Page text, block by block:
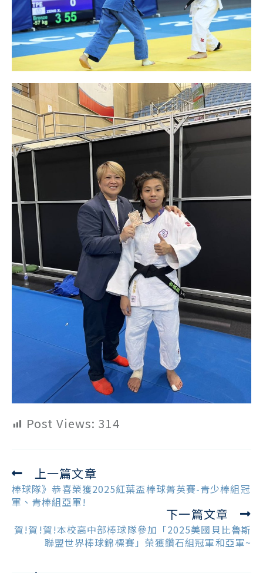
Post Views: 314
Read
more
articles
上一篇文章
棒球隊》恭喜榮獲2025紅葉盃棒球菁英賽-青少棒組冠
軍、青棒組亞軍!
下一篇文章
賀!賀!賀!本校高中部棒球隊參加「2025美國貝比魯斯
聯盟世界棒球錦標賽」榮獲鑽石組冠軍和亞軍~